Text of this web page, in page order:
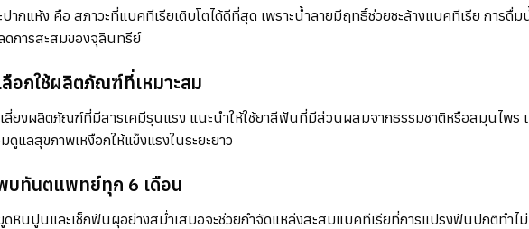
ปากแห้ง คือ สภาวะที่แบคทีเรียเติบโตได้ดีที่สุด เพราะน้ำลายมีฤทธิ์ช่วยชะล้างแบคทีเรีย การดื่
ดการสะสมของจุลินทรีย์
ลือกใช้ผลิตภัณฑ์ที่เหมาะสม
ลี่ยงผลิตภัณฑ์ที่มีสารเคมีรุนแรง แนะนำให้ใช้ยาสีฟันที่มีส่วนผสมจากธรรมชาติหรือสมุนไพร
ดูแลสุขภาพเหงือกให้แข็งแรงในระยะยาว
บทันตแพทย์ทุก 6 เดือน
ดหินปูนและเช็กฟันผุอย่างสม่ำเสมอจะช่วยกำจัดแหล่งสะสมแบคทีเรียที่การแปรงฟันปกติทำไม่